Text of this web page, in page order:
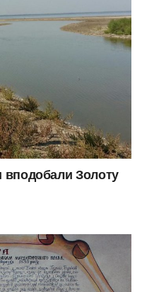
вподобали Золоту